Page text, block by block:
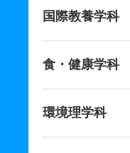
国際教養学科
食・健康学科
環境理学科